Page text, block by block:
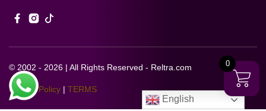
© 2002 - 2026 | All Rights Reserved - Reltra.com
Privacy Policy | TERMS
English
0